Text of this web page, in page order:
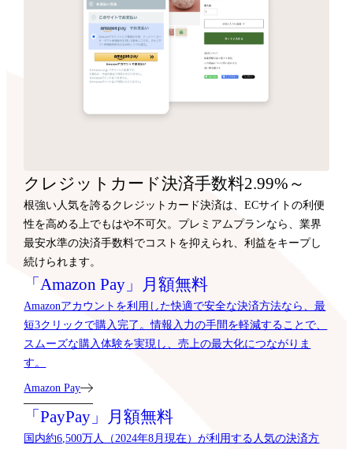
クレジットカード決済手数料2.99%～
根強い人気を誇るクレジットカード決済は、ECサイトの利便
性を高める上でもはや不可欠。プレミアムプランなら、業界
最安水準の決済手数料でコストを抑えられ、利益をキープし
続けられます。
「Amazon Pay」月額無料
Amazonアカウントを利用した快適で安全な決済方法なら、最
短3クリックで購入完了。情報入力の手間を軽減することで、
スムーズな購入体験を実現し、売上の最大化につながりま
す。
Amazon Pay
「PayPay」月額無料
国内約6,500万人（2024年8月現在）が利用する人気の決済方